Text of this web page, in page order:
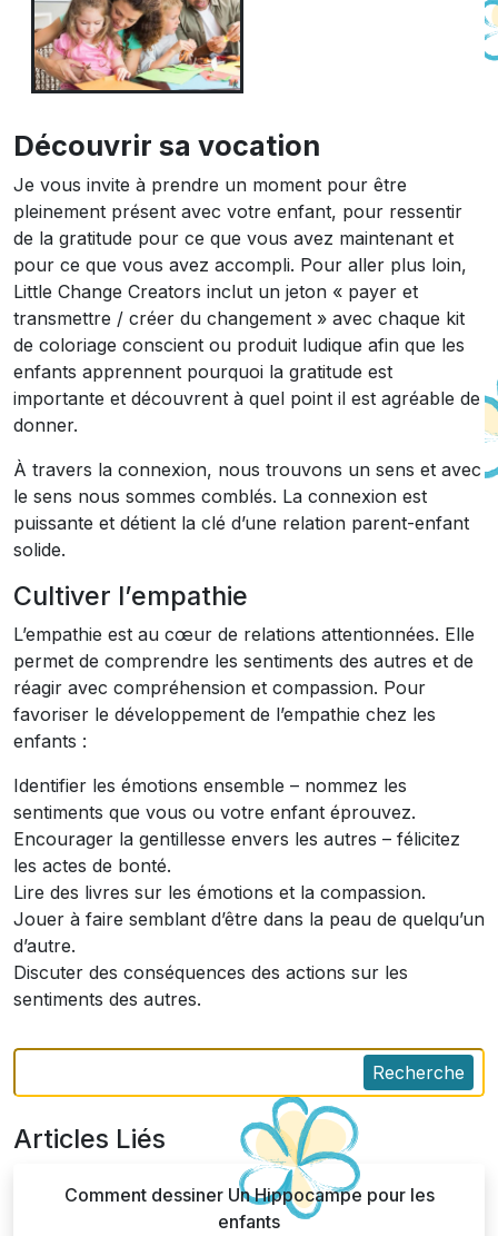
Découvrir sa vocation
Je vous invite à prendre un moment pour être
pleinement présent avec votre enfant, pour ressentir
de la gratitude pour ce que vous avez maintenant et
pour ce que vous avez accompli. Pour aller plus loin,
Little Change Creators inclut un jeton « payer et
transmettre / créer du changement » avec chaque kit
de coloriage conscient ou produit ludique afin que les
enfants apprennent pourquoi la gratitude est
importante et découvrent à quel point il est agréable de
donner.
À travers la connexion, nous trouvons un sens et avec
le sens nous sommes comblés. La connexion est
puissante et détient la clé d’une relation parent-enfant
solide.
Cultiver l’empathie
L’empathie est au cœur de relations attentionnées. Elle
permet de comprendre les sentiments des autres et de
réagir avec compréhension et compassion. Pour
favoriser le développement de l’empathie chez les
enfants :
Identifier les émotions ensemble – nommez les
sentiments que vous ou votre enfant éprouvez.
Encourager la gentillesse envers les autres – félicitez
les actes de bonté.
Lire des livres sur les émotions et la compassion.
Jouer à faire semblant d’être dans la peau de quelqu’un
d’autre.
Discuter des conséquences des actions sur les
sentiments des autres.
Recherche
Articles Liés
Comment dessiner Un Hippocampe pour les
enfants